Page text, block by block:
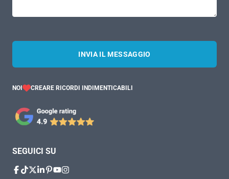
INVIA IL MESSAGGIO
NOI CREARE RICORDI INDIMENTICABILI
SEGUICI SU